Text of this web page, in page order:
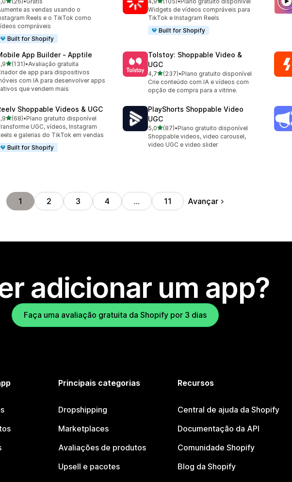
avaliações ao todo
as vendas usando o
Reels e o TikTok como
compráveis
Built for Shopify
105 avaliações ao todo
Widgets de vídeos compráveis para
TikTok e Instagram Reels
Built for Shopify
App Builder ‑ Apptile
de 5 estrelas
(131)
avaliações ao todo
•Avaliação gratuita
de app para dispositivos
com IA para desenvolver apps
que vendem mais
Tolstoy: Shoppable Video &
UGC
4,7de 5 estrelas
(237)
237 avaliações ao todo
•Plano gratuito disponível
Crie conteúdo com IA e vídeos com
opção de compra para a vitrine.
Shoppable Videos & UGC
de 5 estrelas
(68)
avaliações ao todo
•Plano gratuito disponível
UGC, vídeos, Instagram
e galerias do TikTok em vendas
Built for Shopify
PlayShorts Shoppable Video
UGC
5,0de 5 estrelas
(87)
87 avaliações ao todo
•Plano gratuito disponível
Shoppable videos, video carousel,
video UGC e video slider
1 2 3 4 … 11 Avançar
adicionar um app?
Faça uma avaliação gratuita da Shopify por 3 dias
Principais categorias
Dropshipping
Marketplaces
Avaliações de produtos
Upsell e pacotes
Recursos
Central de ajuda da Shopify
Documentação da API
Comunidade Shopify
Blog da Shopify